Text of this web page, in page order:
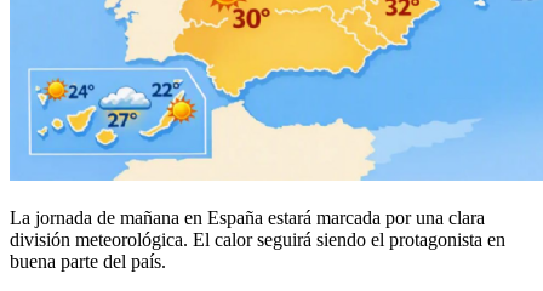
La jornada de mañana en España estará marcada por una clara
división meteorológica. El calor seguirá siendo el protagonista en
buena parte del país.